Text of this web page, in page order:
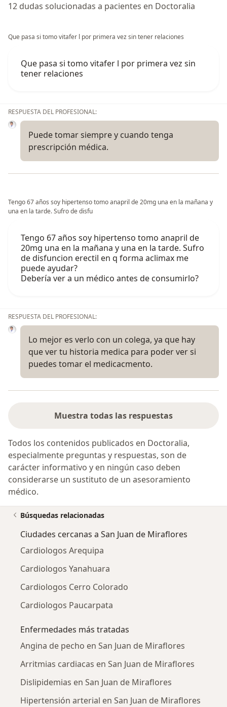
12 dudas solucionadas a pacientes en Doctoralia
Que pasa si tomo vitafer l por primera vez sin tener relaciones
Que pasa si tomo vitafer l por primera vez sin
tener relaciones
RESPUESTA DEL PROFESIONAL:
Puede tomar siempre y cuando tenga
prescripción médica.
Tengo 67 años soy hipertenso tomo anapril de 20mg una en la mañana y
una en la tarde. Sufro de disfu
Tengo 67 años soy hipertenso tomo anapril de
20mg una en la mañana y una en la tarde. Sufro
de disfuncion erectil en q forma aclimax me
puede ayudar?
Debería ver a un médico antes de consumirlo?
RESPUESTA DEL PROFESIONAL:
Lo mejor es verlo con un colega, ya que hay
que ver tu historia medica para poder ver si
puedes tomar el medicacmento.
Muestra todas las respuestas
Todos los contenidos publicados en Doctoralia,
especialmente preguntas y respuestas, son de
carácter informativo y en ningún caso deben
considerarse un sustituto de un asesoramiento
médico.
Búsquedas relacionadas
Ciudades cercanas a San Juan de Miraflores
Cardiologos Arequipa
Cardiologos Yanahuara
Cardiologos Cerro Colorado
Cardiologos Paucarpata
Enfermedades más tratadas
Angina de pecho en San Juan de Miraflores
Arritmias cardiacas en San Juan de Miraflores
Dislipidemias en San Juan de Miraflores
Hipertensión arterial en San Juan de Miraflores